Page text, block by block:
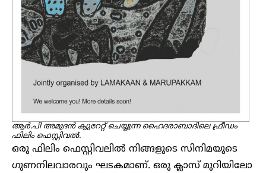
ആർ.പി അമുദൻ ക്യുറേറ്റ് ചെയ്യുന്ന ഹൈദരാബാദിലെ ഫ്രീഡം
ഫിലിം ഫെസ്റ്റിവൽ.
ഒരു ഫിലിം ഫെസ്റ്റിവലിൽ നിങ്ങളുടെ സിനിമയുടെ
ഗുണനിലവാരവും ഘടകമാണ്. ഒരു ക്ലാസ് മുറിയിലോ